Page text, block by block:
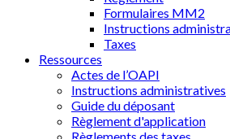
Formulaires MM2
Instructions
Taxes
Ressources
Actes de l’OAPI
Instructions administratives
Guide du déposant
Règlement d'application